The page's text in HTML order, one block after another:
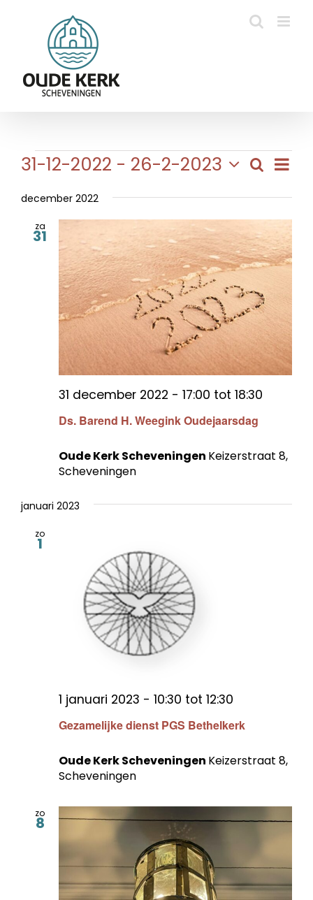
Evenementen
en
Zoeken
Lijst
31-12-2022 - 26-2-2023
een
datum.
december 2022
za
31
Ds. Barend H. Weegink Oudejaarsdag
31 december 2022 - 17:00 tot 18:30
Oude Kerk Scheveningen Keizerstraat 8,
Scheveningen
januari 2023
zo
1
Gezamelijke dienst PGS Bethelkerk
1 januari 2023 - 10:30 tot 12:30
Oude Kerk Scheveningen Keizerstraat 8,
Scheveningen
zo
8